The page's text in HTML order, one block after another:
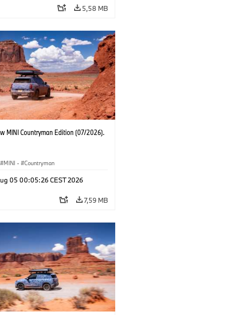
5,58 MB
MINI Countryman Edition (07/2026).
MINI · Countryman
05 00:05:26 CEST 2026
7,59 MB